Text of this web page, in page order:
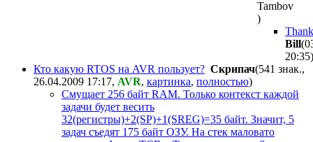
)
Bill
20:35)
Кто какую RTOS на AVR пользует? Скрипач(541 знак.,
26.04.2009 17:17, AVR, картинка, полностью)
Смущает 256 байт RAM. Только контекст каждой
задачи будет весить
32(регистры)+2(SP)+1(SREG)=35 байт. Значит, 5
задач съедят 175 байт ОЗУ. На стек маловато